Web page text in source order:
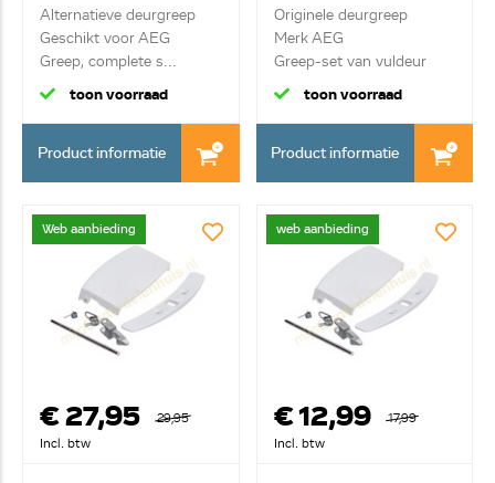
Alternatieve deurgreep
Geschikt voor AEG
Greep, complete s...
toon voorraad
Product informatie
Originele deurgreep
Merk AEG
Greep-set van vuldeur
comple...
toon voorraad
Product informatie
Web aanbieding
€ 27,95
29,95
Incl. btw
web aanbieding
€ 12,99
17,99
Incl. btw